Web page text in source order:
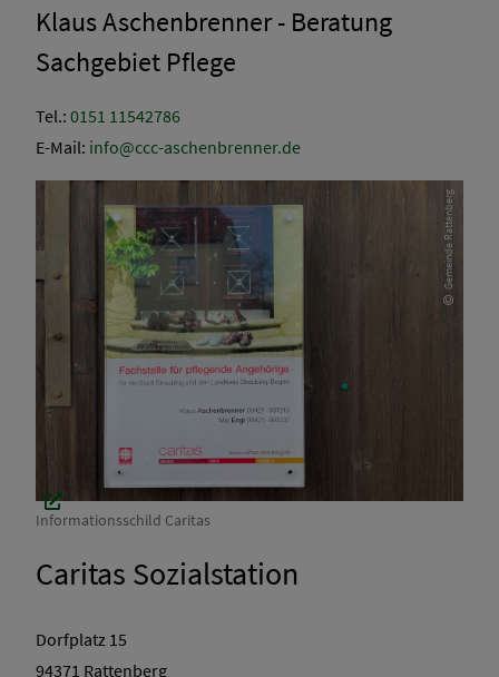
Klaus Aschenbrenner - Beratung
Sachgebiet Pflege
Tel.: 0151 11542786
E-Mail: info@ccc-aschenbrenner.de
Gemeinde Rattenberg
Informationsschild Caritas
Caritas Sozialstation
Dorfplatz 15
94371 Rattenberg